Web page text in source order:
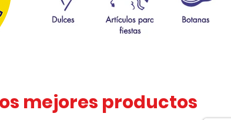
mejores productos